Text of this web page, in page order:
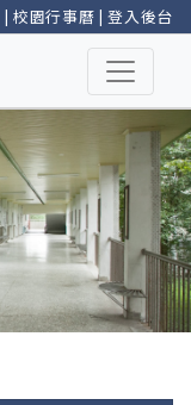
| 校園行事曆 |登入後台